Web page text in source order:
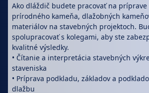
Ako dláždič budete pracovať na
prírodného kameňa, dlažobných
materiálov na stavebných projektoch.
spolupracovať s kolegami, aby ste
kvalitné výsledky.
• Čítanie a interpretácia stavebných
staveniska
• Príprava podkladu, základov a
dlažbu